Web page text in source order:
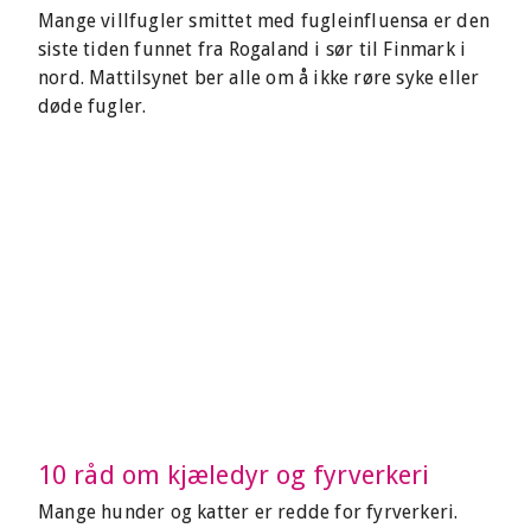
Mange villfugler smittet med fugleinfluensa er den
siste tiden funnet fra Rogaland i sør til Finmark i
nord. Mattilsynet ber alle om å ikke røre syke eller
døde fugler.
10 råd om kjæledyr og fyrverkeri
Mange hunder og katter er redde for fyrverkeri.